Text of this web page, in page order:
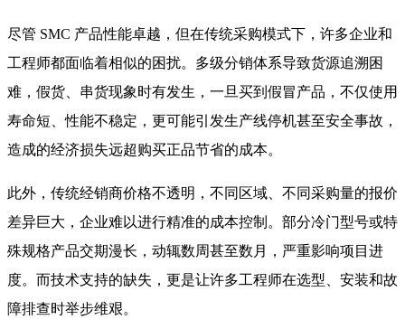
尽管 SMC 产品性能卓越，但在传统采购模式下，许多企业和
工程师都面临着相似的困扰。多级分销体系导致货源追溯困
难，假货、串货现象时有发生，一旦买到假冒产品，不仅使用
寿命短、性能不稳定，更可能引发生产线停机甚至安全事故，
造成的经济损失远超购买正品节省的成本。
此外，传统经销商价格不透明，不同区域、不同采购量的报价
差异巨大，企业难以进行精准的成本控制。部分冷门型号或特
殊规格产品交期漫长，动辄数周甚至数月，严重影响项目进
度。而技术支持的缺失，更是让许多工程师在选型、安装和故
障排查时举步维艰。